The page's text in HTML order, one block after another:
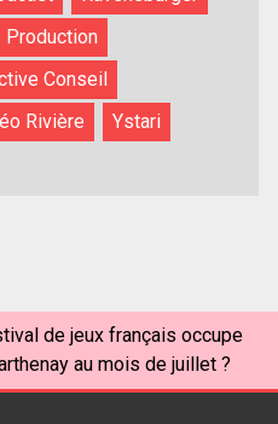
Production
Conseil
Rivière
Ystari
de jeux français occupe
au mois de juillet ?